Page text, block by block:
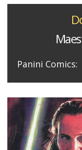
Panini Comics: